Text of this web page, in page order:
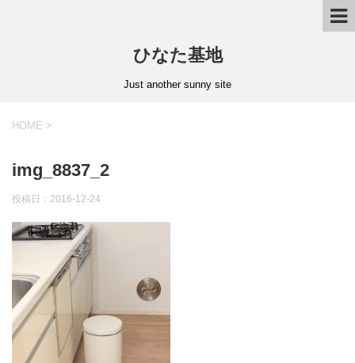
ひなた基地
Just another sunny site
HOME >
img_8837_2
投稿日：2016-12-24